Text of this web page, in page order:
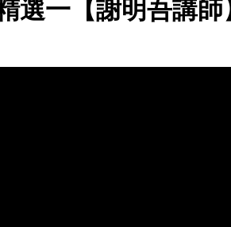
選一【謝明吾講